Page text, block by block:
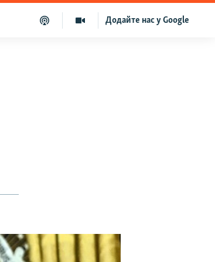
Додайте нас у Google